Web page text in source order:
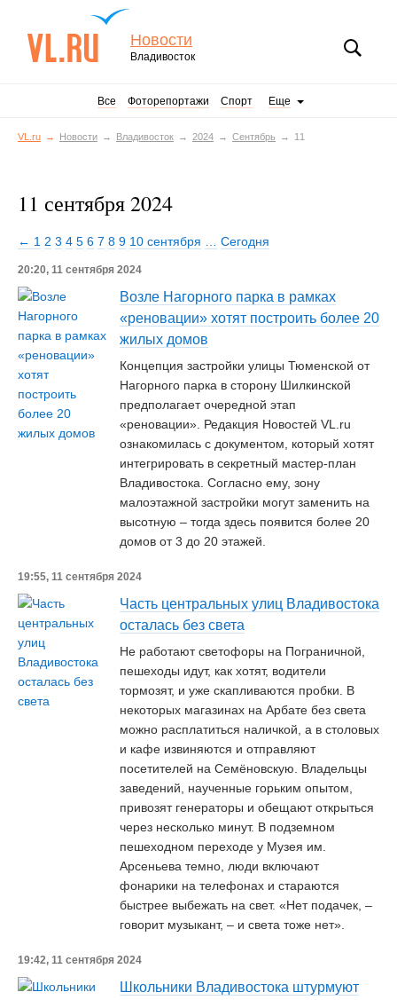
Новости
Владивосток
Все Фоторепортажи Спорт Еще
VL.ru Новости Владивосток 2024 Сентябрь 11
11 сентября 2024
← 1 2 3 4 5 6 7 8 9 10 сентября Сегодня
20:20, 11 сентября 2024
Возле Нагорного парка в рамках
«реновации» хотят построить более 20
жилых домов
Концепция застройки улицы Тюменской от
Нагорного парка в сторону Шилкинской
предполагает очередной этап
«реновации». Редакция Новостей VL.ru
ознакомилась с документом, который хотят
интегрировать в секретный мастер-план
Владивостока. Согласно ему, зону
малоэтажной застройки могут заменить на
высотную – тогда здесь появится более 20
домов от 3 до 20 этажей.
19:55, 11 сентября 2024
Часть центральных улиц Владивостока
осталась без света
Не работают светофоры на Пограничной,
пешеходы идут, как хотят, водители
тормозят, и уже скапливаются пробки. В
некоторых магазинах на Арбате без света
можно расплатиться наличкой, а в столовых
и кафе извиняются и отправляют
посетителей на Семёновскую. Владельцы
заведений, наученные горьким опытом,
привозят генераторы и обещают открыться
через несколько минут. В подземном
пешеходном переходе у Музея им.
Арсеньева темно, люди включают
фонарики на телефонах и стараются
быстрее выбежать на свет. «Нет подачек, –
говорит музыкант, – и света тоже нет».
19:42, 11 сентября 2024
Школьники Владивостока штурмуют